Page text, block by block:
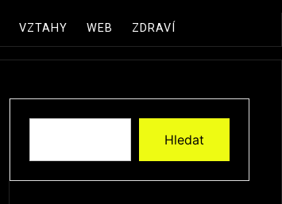
VZTAHY WEB ZDRAVÍ
Hledat